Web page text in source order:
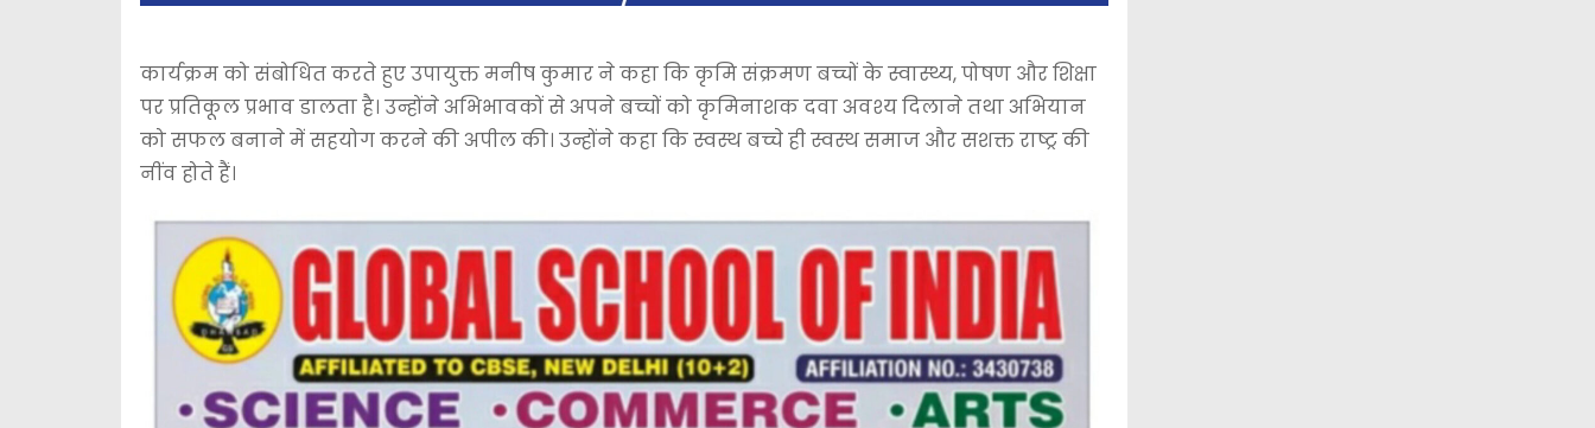
कार्यक्रम को संबोधित करते हुए उपायुक्त मनीष कुमार ने कहा कि कृमि संक्रमण बच्चों के स्वास्थ्य, पोषण और शिक्षा
पर प्रतिकूल प्रभाव डालता है। उन्होंने अभिभावकों से अपने बच्चों को कृमिनाशक दवा अवश्य दिलाने तथा अभियान
को सफल बनाने में सहयोग करने की अपील की। उन्होंने कहा कि स्वस्थ बच्चे ही स्वस्थ समाज और सशक्त राष्ट्र की
नींव होते हैं।